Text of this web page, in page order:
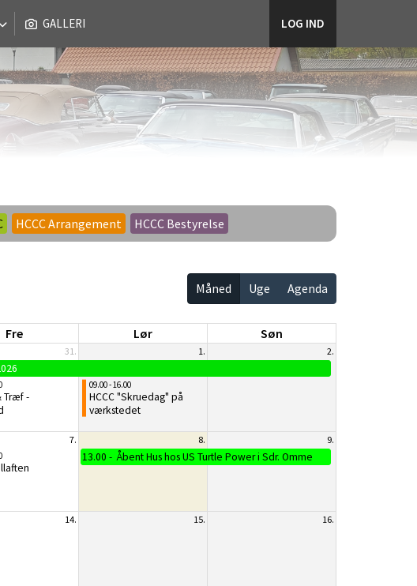
GALLERI LOG IND
HCCC Arrangement HCCC Bestyrelse
Måned Uge Agenda
Fre Lør Søn
31.
Træf -
1.
09.00 - 16.00
HCCC "Skruedag" på
værkstedet
2.
7. 8.
13.00 Åbent Hus hos US Turtle Power i Sdr. Omme
9.
14. 15. 16.